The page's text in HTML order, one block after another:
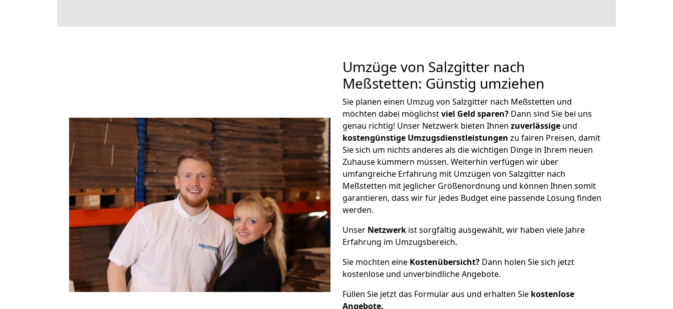
Umzüge von Salzgitter nach
Meßstetten: Günstig umziehen
Sie planen einen Umzug von Salzgitter nach Meßstetten und
möchten dabei möglichstviel Geld sparen? Dann sind Sie bei uns
genau richtig! Unser Netzwerk bieten Ihnen zuverlässige und
kostengünstige Umzugsdienstleistungen zu fairen Preisen, damit
Sie sich um nichts anderes als die wichtigen Dinge in Ihrem neuen
Zuhause kümmern müssen. Weiterhin verfügen wir über
umfangreiche Erfahrung mit Umzügen von Salzgitter nach
Meßstetten mit jeglicher Größenordnung und können Ihnen somit
garantieren, dass wir für jedes Budget eine passende Lösung finden
werden.
Unser Netzwerk ist sorgfältig ausgewählt, wir haben viele Jahre
Erfahrung im Umzugsbereich.
Sie möchten eine Kostenübersicht? Dann holen Sie sich jetzt
kostenlose und unverbindliche Angebote.
Füllen Sie jetzt das Formular aus und erhalten Sie kostenlose
Angebote.